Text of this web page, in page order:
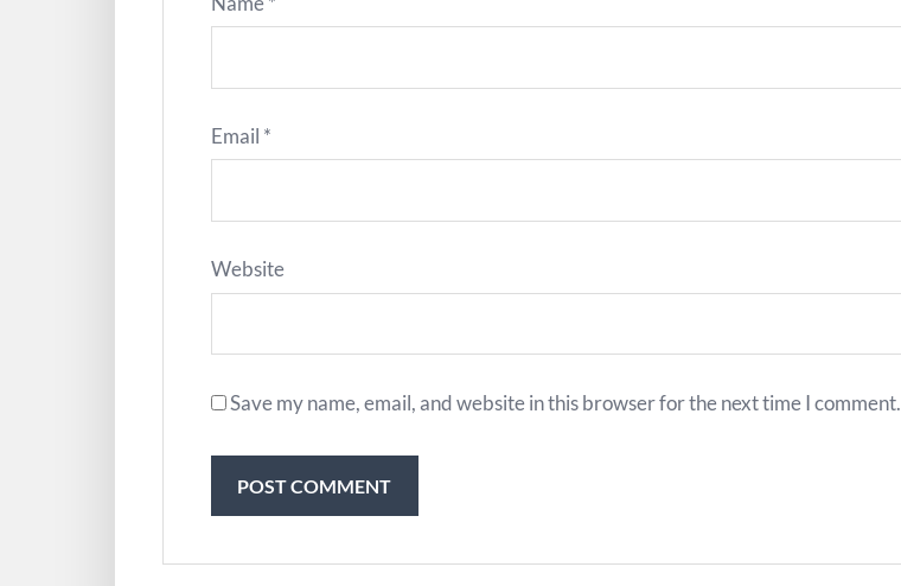
Email *
Website
Save my name, email, and website in this browser for the next time I comment.